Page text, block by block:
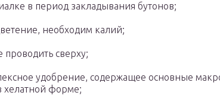
в период закладывания бутонов;
необходим калий;
сверху;
удобрение, содержащее основные
хелатной форме;